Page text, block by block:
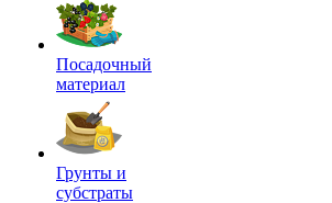
Посадочный
материал
Грунты и
субстраты